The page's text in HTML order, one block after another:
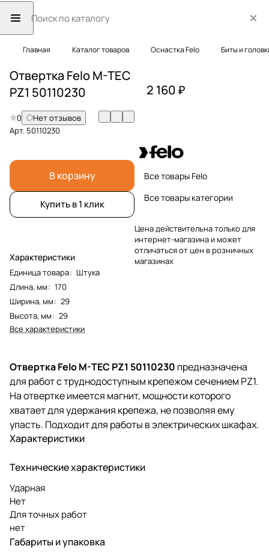
Главная Каталог товаров Оснастка Felo Биты и
Отвертка Felo M-TEC
PZ1 50110230
0
Нет отзывов
Арт. 50110230
В корзину
Купить в 1 клик
Характеристики
Единица товара: Штука
Длина, мм: 170
Ширина, мм: 29
Высота, мм: 29
Все характеристики
2 160 ₽
Все товары Felo
Все товары категории
Цена действительна только для
интернет-магазина и может
отличаться от цен в розничных
магазинах
Отвертка Felo M-TEC PZ1 50110230 предназначена
для работ с труднодоступным крепежом сечением PZ1.
На отвертке имеется магнит, мощности которого
хватает для удержания крепежа, не позволяя ему
упасть. Подходит для работы в электрических шкафах.
Характеристики
Технические характеристики
Ударная
Нет
Для точных работ
нет
Габариты и упаковка